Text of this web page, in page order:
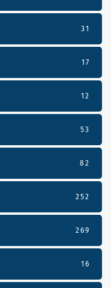
31
17
12
53
82
252
269
16